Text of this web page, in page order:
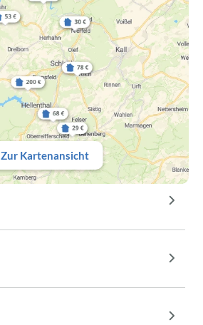
Zur Kartenansicht